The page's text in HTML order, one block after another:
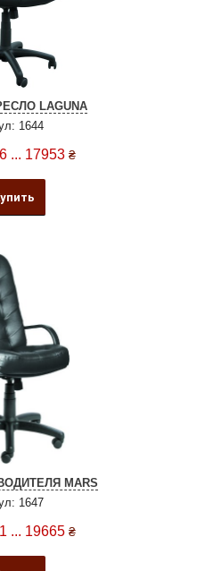
LAGUNA
1644
... 17953 ₴
MARS
1647
... 19665 ₴